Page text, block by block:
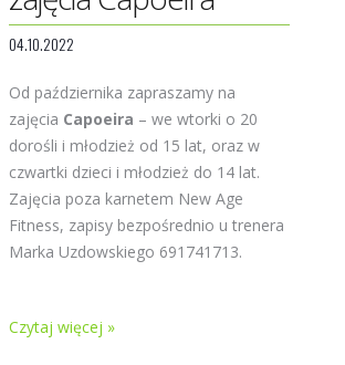
04.10.2022
Od października zapraszamy na
zajęcia Capoeira – we wtorki o 20
dorośli i młodzież od 15 lat, oraz w
czwartki dzieci i młodzież do 14 lat.
Zajęcia poza karnetem New Age
Fitness, zapisy bezpośrednio u trenera
Marka Uzdowskiego 691741713.
Czytaj więcej »